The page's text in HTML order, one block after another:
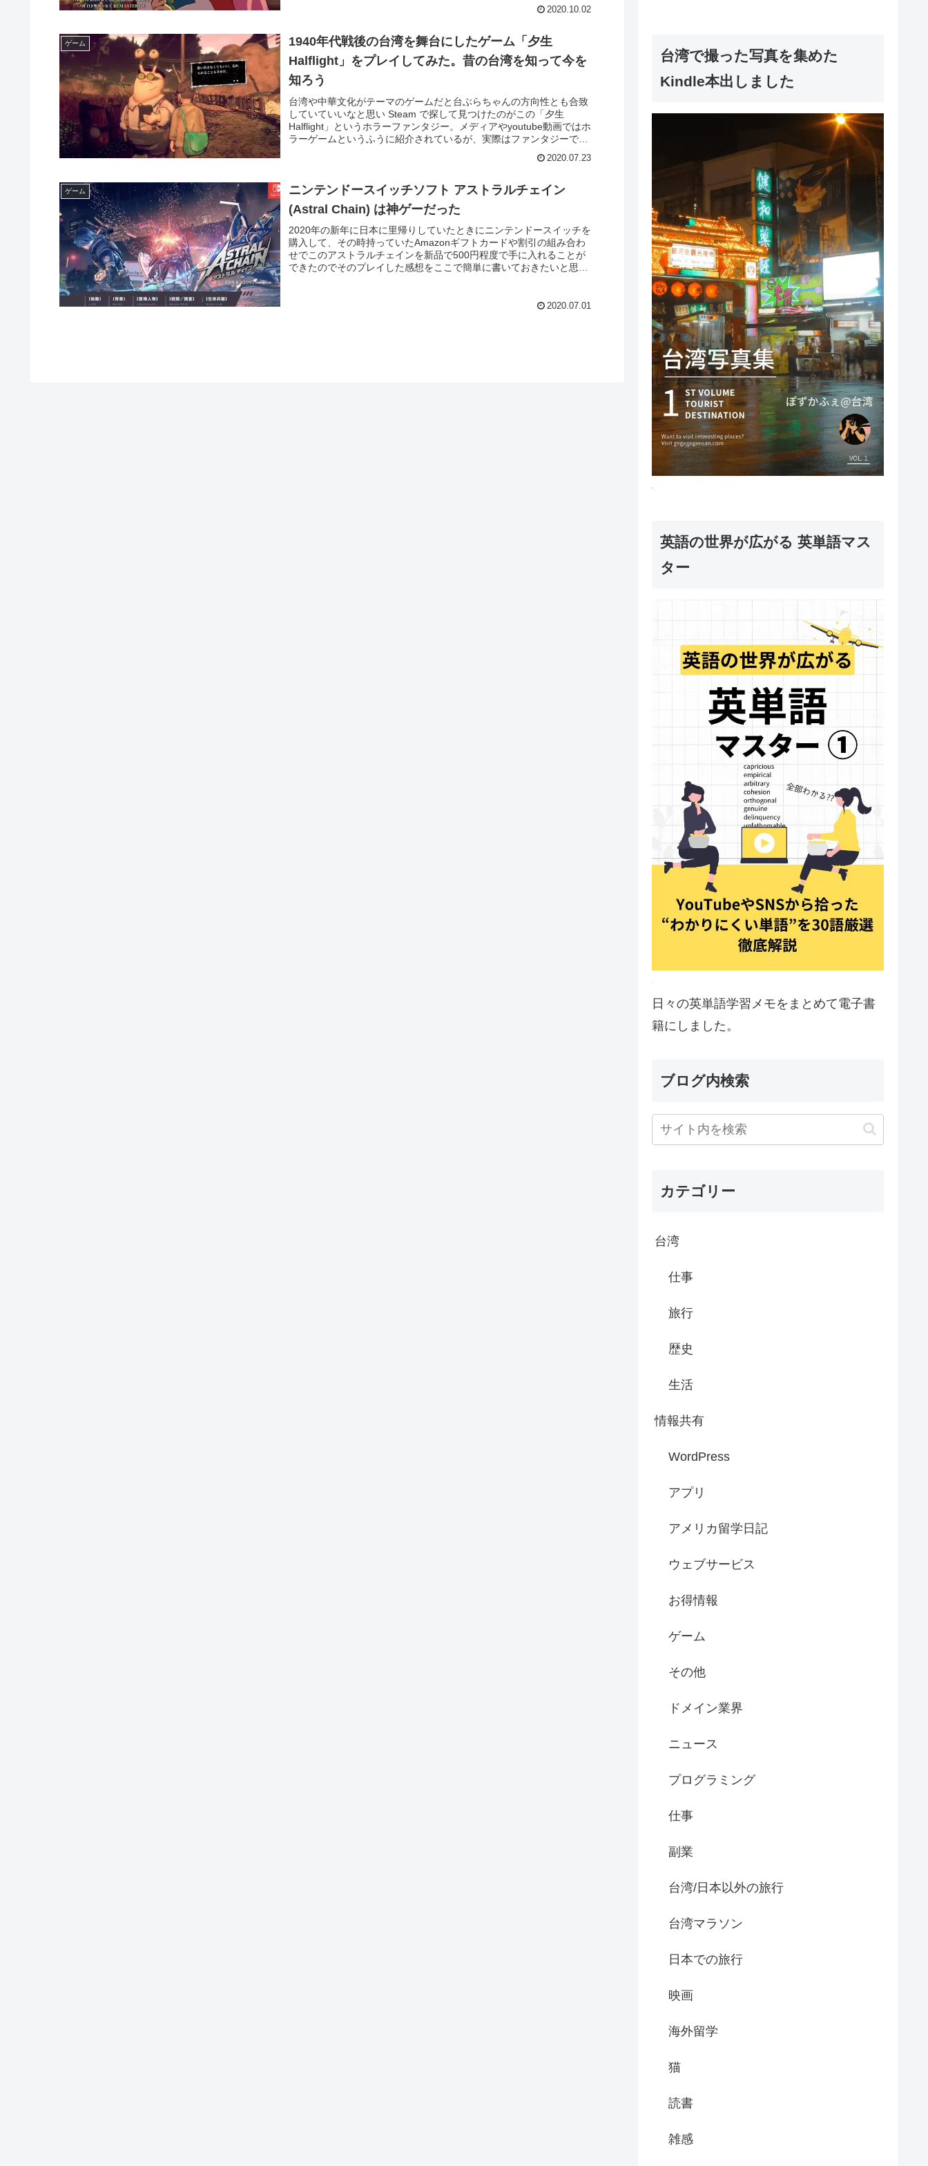
2020.10.02
ゲーム
1940年代戦後の台湾を舞台にしたゲーム「夕生
Halflight」をプレイしてみた。昔の台湾を知って今を
知ろう
台湾や中華文化がテーマのゲームだと台ぶらちゃんの方向性とも合致
していていいなと思い Steam で探して見つけたのがこの「夕生
Halflight」というホラーファンタジー。メディアやyoutube動画ではホ
ラーゲームというふうに紹介されているが、実際はファンタジーであ
2020.07.23
ゲーム
ニンテンドースイッチソフト アストラルチェイン
(Astral Chain) は神ゲーだった
2020年の新年に日本に里帰りしていたときにニンテンドースイッチを
購入して、その時持っていたAmazonギフトカードや割引の組み合わ
せでこのアストラルチェインを新品で500円程度で手に入れることが
できたのでそのプレイした感想をここで簡単に書いておきたいと思い
2020.07.01
台湾で撮った写真を集めた
Kindle本出しました
英語の世界が広がる 英単語マス
ター
日々の英単語学習メモをまとめて電子書
籍にしました。
ブログ内検索
カテゴリー
台湾
仕事
旅行
歴史
生活
情報共有
WordPress
アプリ
アメリカ留学日記
ウェブサービス
お得情報
ゲーム
その他
ドメイン業界
ニュース
プログラミング
仕事
副業
台湾/日本以外の旅行
台湾マラソン
日本での旅行
映画
海外留学
猫
読書
雑感